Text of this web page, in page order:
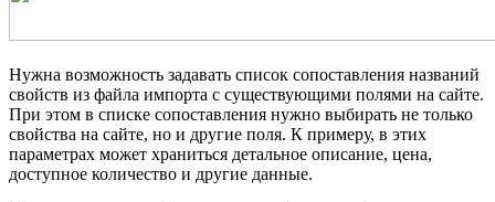
Нужна возможность задавать список сопоставления названий
свойств из файла импорта с существующими полями на сайте.
При этом в списке сопоставления нужно выбирать не только
свойства на сайте, но и другие поля. К примеру, в этих
параметрах может храниться детальное описание, цена,
доступное количество и другие данные.